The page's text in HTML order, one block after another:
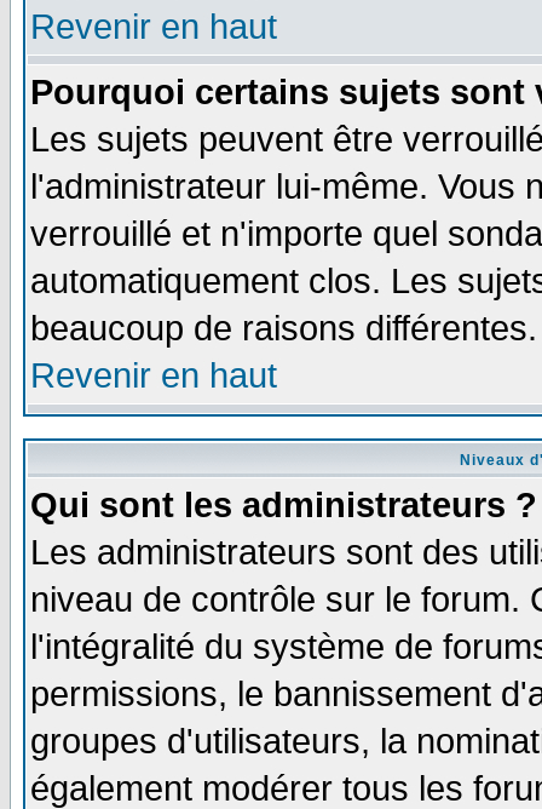
Revenir en haut
Pourquoi certains sujets sont
Les sujets peuvent être
l'administrateur lui-même. Vous
verrouillé et n'importe quel
automatiquement clos. Les
beaucoup de raisons différentes.
Revenir en haut
Niveaux
Qui sont les administrateurs ?
Les administrateurs sont des
niveau de contrôle sur le forum.
l'intégralité du système de
permissions, le bannissement
groupes d'utilisateurs, la
également modérer tous les